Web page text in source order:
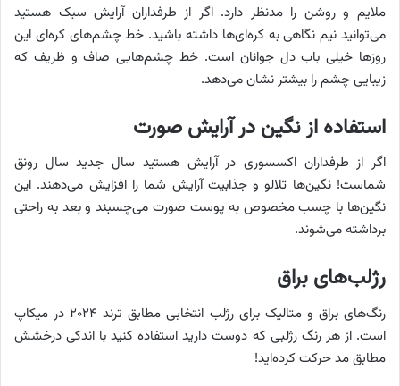
ملایم و روشن را مدنظر دارد. اگر از طرفداران آرایش سبک هستید
می‌توانید نیم نگاهی به کره‌ای‌ها داشته باشید. خط چشم‌های کره‌ای این
روزها خیلی باب دل جوانان است. خط چشم‌هایی صاف و ظریف که
زیبایی چشم را بیشتر نشان می‌دهد.
استفاده از نگین در آرایش صورت
اگر از طرفداران اکسسوری در آرایش هستید سال جدید سال رونق
شماست! نگین‌ها تلالو و جذابیت آرایش شما را افزایش می‌دهند. این
نگین‌ها با چسب مخصوص به پوست صورت می‌چسبند و بعد به راحتی
برداشته می‌شوند.
رژلب‌های براق
رنگ‌های براق و متالیک برای رژلب انتخابی مطابق ترند ۲۰۲۴ در میکاپ
است. از هر رنگ رژلبی که دوست دارید استفاده کنید با اندکی درخشش
مطابق مد حرکت کرده‌اید!